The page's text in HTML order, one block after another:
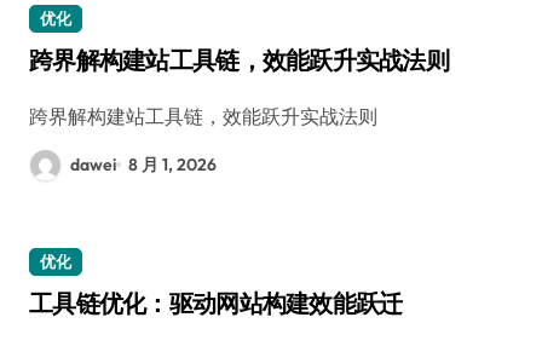
优化
跨界解构建站工具链，效能跃升实战法则
跨界解构建站工具链，效能跃升实战法则
dawei 8 月 1, 2026
优化
工具链优化：驱动网站构建效能跃迁